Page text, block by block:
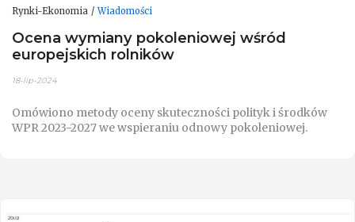
Rynki-Ekonomia Wiadomości
Ocena wymiany pokoleniowej wśród
europejskich rolników
18-lip-2024
Omówiono metody oceny skuteczności polityk i środków
WPR 2023-2027 we wspieraniu odnowy pokoleniowej.